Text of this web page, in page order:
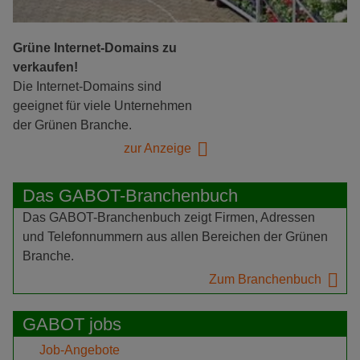
Grüne Internet-Domains zu
verkaufen!
Die Internet-Domains sind
geeignet für viele Unternehmen
der Grünen Branche.
zur Anzeige
Das GABOT-Branchenbuch
Das GABOT-Branchenbuch zeigt Firmen, Adressen
und Telefonnummern aus allen Bereichen der Grünen
Branche.
Zum Branchenbuch
GABOT jobs
Job-Angebote